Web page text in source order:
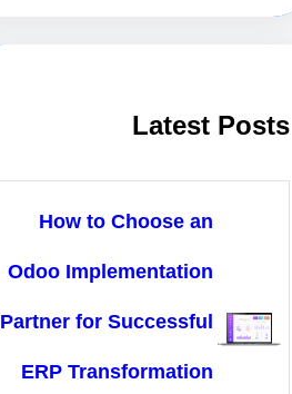
c
Latest Posts
How to Choose an
Odoo Implementation
Partner for Successful
ERP Transformation